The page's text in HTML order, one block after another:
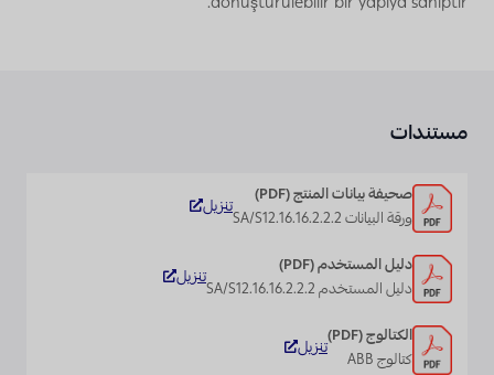
مستندات
صحيفة بيانات المنتج (PDF)
ورقة البيانات SA/S12.16.16.2.2.2
تنزيل
دليل المستخدم (PDF)
دليل المستخدم SA/S12.16.16.2.2.2
تنزيل
الكتالوج (PDF)
كتالوج ABB
تنزيل